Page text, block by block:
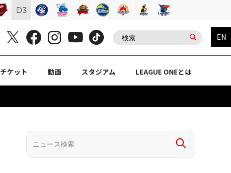
EN
チケット 動画 スタジアム LEAGUE ONEとは
D3